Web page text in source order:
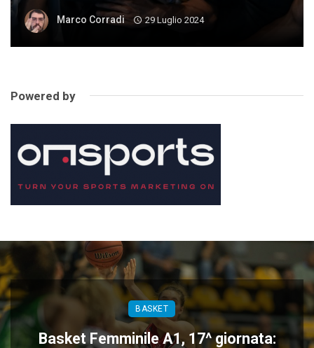
Marco Corradi 29 Luglio 2024
Powered by
BASKET
Basket Femminile A1, 17^ giornata: